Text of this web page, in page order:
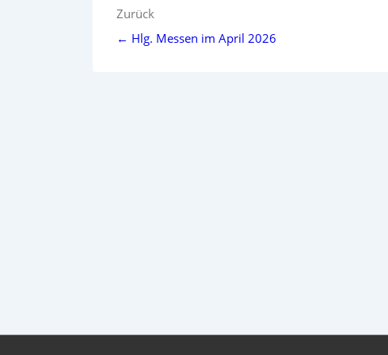
Beitragsnavigation
Zurück
← Hlg. Messen im April 2026